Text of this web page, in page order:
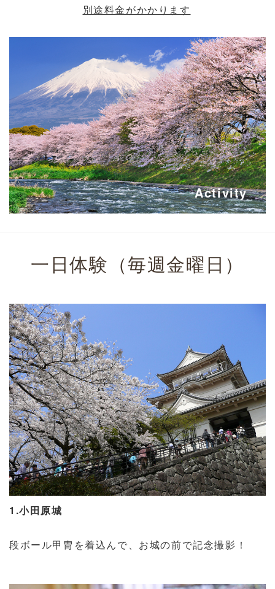
別途料金がかかります
Activity
一日体験（毎週金曜日）
1.小田原城
段ボール甲冑を着込んで、お城の前で記念撮影！